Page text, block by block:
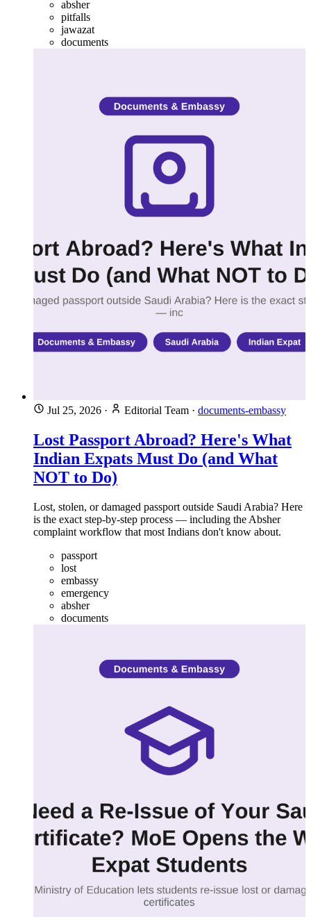
absher
pitfalls
jawazat
documents
Jul 25, 2026 · Editorial Team · documents-embassy
Lost Passport Abroad? Here's What
Indian Expats Must Do (and What
NOT to Do)
Lost, stolen, or damaged passport outside Saudi Arabia? Here
is the exact step-by-step process — including the Absher
complaint workflow that most Indians don't know about.
passport
lost
embassy
emergency
absher
documents